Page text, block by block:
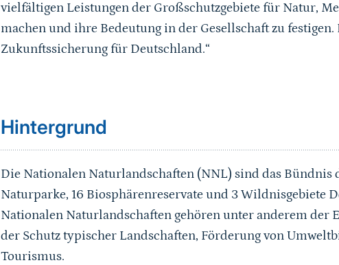
vielfältigen Leistungen der Großschutzgebiete für Natur,
machen und ihre Bedeutung in der Gesellschaft zu
Zukunftssicherung für Deutschland.“
Hintergrund
Die Nationalen Naturlandschaften (NNL) sind das Bündnis
Naturparke, 16 Biosphärenreservate und 3 Wildnisgebiete
Nationalen Naturlandschaften gehören unter anderem der
der Schutz typischer Landschaften, Förderung von
Tourismus.